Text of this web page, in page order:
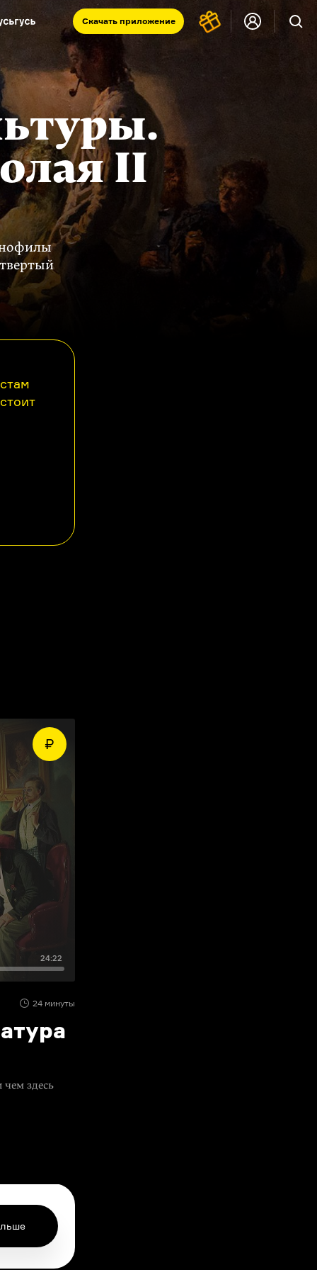
Скачать приложение
Запад и Восток: история культур
Что такое античность
II
24:22
24 минуты
здесь